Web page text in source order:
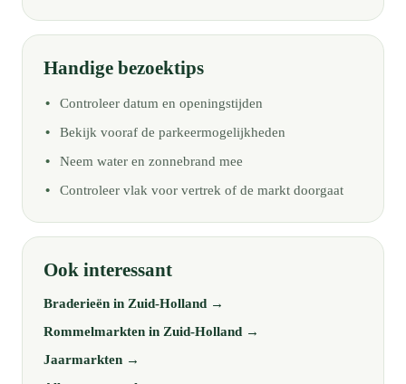
Handige bezoektips
Controleer datum en openingstijden
Bekijk vooraf de parkeermogelijkheden
Neem water en zonnebrand mee
Controleer vlak voor vertrek of de markt doorgaat
Ook interessant
Braderieën in Zuid-Holland →
Rommelmarkten in Zuid-Holland →
Jaarmarkten →